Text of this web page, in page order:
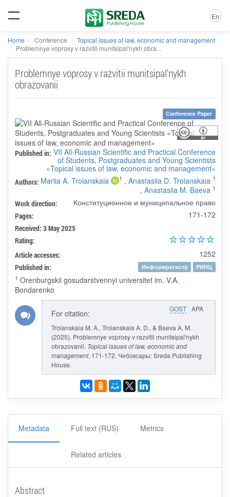
En
Home Conference
Topical issues of law, economic and management
Problemnye voprosy v razvitii munitsipal'nykh obra...
Problemnye voprosy v razvitii munitsipal'nykh
obrazovanii
Conference Paper
Published in: VII All-Russian Scientific and Practical Conference
of Students, Postgraduates and Young Scientists
«Topical issues of law, economic and management»
Authors: Mariia A. Troianskaia 1 , Anastasiia D. Troianskaia 1
, Anastasiia M. Baeva 1
Work direction: Конституционное и муниципальное право
Pages: 171-172
Received: 3 May 2025
Rating:
Article accesses:
1252
Published in: Информрегистр
РИНЦ
1 Orenburgskii gosudarstvennyi universitet im. V.A.
Bondarenko
GOST APA
For citation:
Troianskaia M. A., Troianskaia A. D., & Baeva A. M.
(2025). Problemnye voprosy v razvitii munitsipal'nykh
obrazovanii. Topical issues of law, economic and
management, 171-172. Чебоксары: Sreda Publishing
House.
Metadata Full text (RUS) Metrics
Related articles
Abstract